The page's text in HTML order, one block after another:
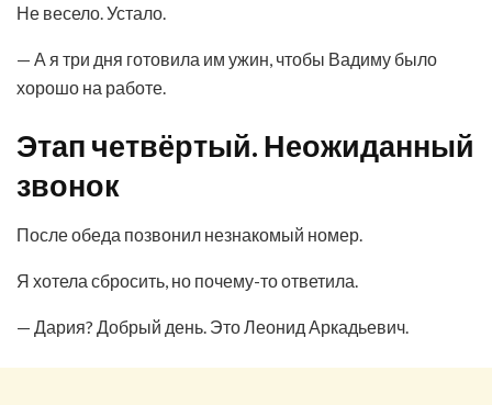
Не весело. Устало.
— А я три дня готовила им ужин, чтобы Вадиму было
хорошо на работе.
Этап четвёртый. Неожиданный
звонок
После обеда позвонил незнакомый номер.
Я хотела сбросить, но почему-то ответила.
— Дария? Добрый день. Это Леонид Аркадьевич.